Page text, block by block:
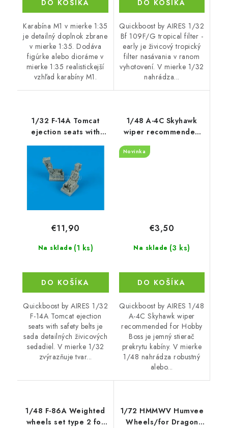
DO KOŠÍKA
Karabína M1 v mierke 1:35
je detailný doplnok zbrane
v mierke 1:35. Dodáva
figúrke alebo dioráme v
mierke 1:35 realistickejší
vzhľad karabíny M1.
DO KOŠÍKA
Quickboost by AIRES 1/32
Bf 109F/G tropical filter -
early je živicový tropický
filter nasávania v ranom
vyhotovení. V mierke 1/32
nahrádza...
1/32 F-14A Tomcat
ejection seats with
safety belts
Na sklade (1 ks)
€11,90
DO KOŠÍKA
Quickboost by AIRES 1/32
F-14A Tomcat ejection
seats with safety belts je
sada detailných živicových
sedadiel. V mierke 1/32
zvýrazňuje tvar...
1/48 A-4C Skyhawk
wiper recommended
for Hobby Boss
Novinka
Na sklade (3 ks)
€3,50
DO KOŠÍKA
Quickboost by AIRES 1/48
A-4C Skyhawk wiper
recommended for Hobby
Boss je jemný stierač
prekrytu kabíny. V mierke
1/48 nahrádza robustný
alebo...
1/48 F-86A Weighted
wheels set type 2 for
1/72 HMMWV Humvee
Wheels/for Dragon